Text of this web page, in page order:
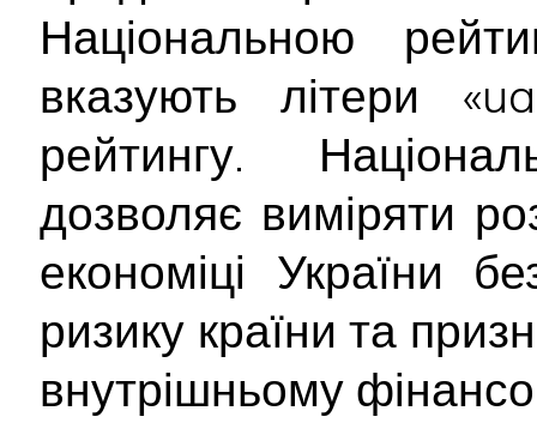
Національною
вказують літери
рейтингу.
дозволяє виміряти
економіці України
ризику країни та
внутрішньому